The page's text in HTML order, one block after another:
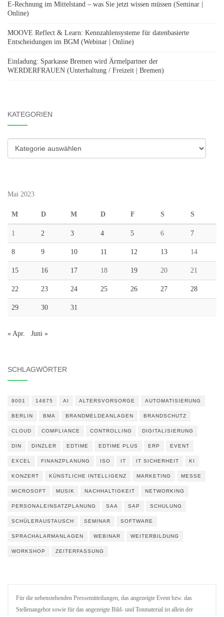
E-Rechnung im Mittelstand – was Sie jetzt wissen müssen (Seminar |
Online)
MOOVE Reflect & Learn: Kennzahlensysteme für datenbasierte
Entscheidungen im BGM (Webinar | Online)
Einladung: Sparkasse Bremen wird Ärmelpartner der
WERDERFRAUEN (Unterhaltung / Freizeit | Bremen)
KATEGORIEN
Kategorien
Mai 2023
M D M D F S S
1 2 3 4 5 6 7
8 9 10 11 12 13 14
15 16 17 18 19 20 21
22 23 24 25 26 27 28
29 30 31
« Apr. Juni »
SCHLAGWÖRTER
9001 14675 AI ALTERSVORSORGE AUTOMATISIERUNG
BERLIN BMA BRANDMELDEANLAGEN BRANDSCHUTZ
CLOUD COMPLIANCE CONTROLLING DIGITALISIERUNG
DIN DINZLER EDTIME EDTIME PLUS ERP EVENT
EXCEL FINANZPLANUNG ISO IT IT SICHERHEIT KI
KONZERT KÜNSTLICHE INTELLIGENZ MARKETING MESSE
MICROSOFT MUSIK NACHHALTIGKEIT NETWORKING
PERSONALEINSATZPLANUNG SAA SAP SCHULUNG
SCHÜLERAUSTAUSCH SEMINAR SOFTWARE
SPRACHALARMANLAGEN WEBINAR WEITERBILDUNG
WORKSHOP ZEITERFASSUNG
Für die nebenstehenden Pressemitteilungen, das angezeigte Event bzw. das
Stellenangebot sowie für das angezeigte Bild- und Tonmaterial ist allein der